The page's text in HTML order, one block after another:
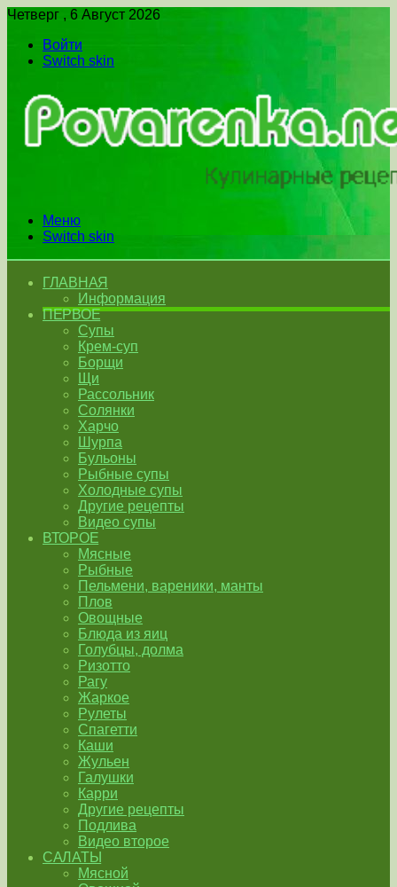
Четверг , 6 Август 2026
Войти
Switch skin
Меню
Switch skin
ГЛАВНАЯ
Информация
ПЕРВОЕ
Супы
Крем-суп
Борщи
Щи
Рассольник
Солянки
Харчо
Шурпа
Бульоны
Рыбные супы
Холодные супы
Другие рецепты
Видео супы
ВТОРОЕ
Мясные
Рыбные
Пельмени, вареники, манты
Плов
Овощные
Блюда из яиц
Голубцы, долма
Ризотто
Рагу
Жаркое
Рулеты
Спагетти
Каши
Жульен
Галушки
Карри
Другие рецепты
Подлива
Видео второе
САЛАТЫ
Мясной